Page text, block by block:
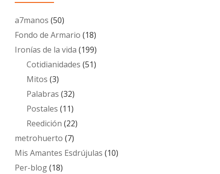
a7manos (50)
Fondo de Armario (18)
Ironías de la vida (199)
Cotidianidades (51)
Mitos (3)
Palabras (32)
Postales (11)
Reedición (22)
metrohuerto (7)
Mis Amantes Esdrújulas (10)
Per-blog(18)